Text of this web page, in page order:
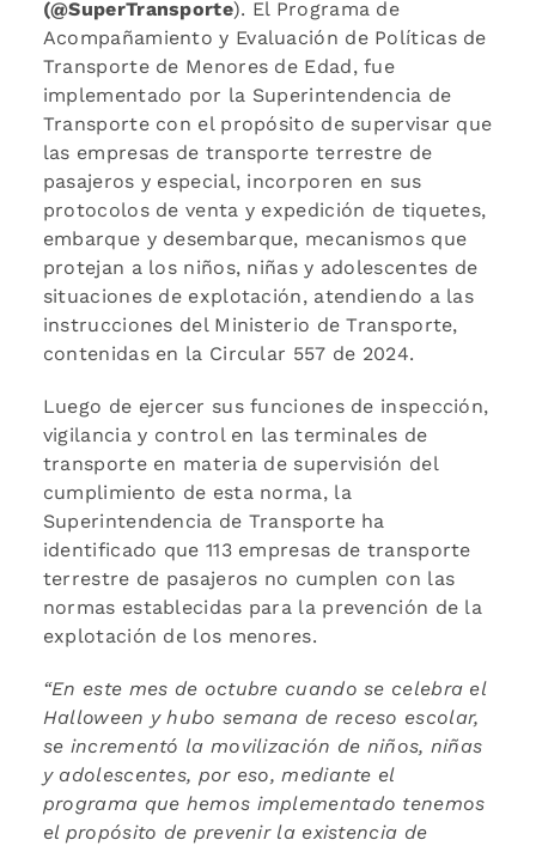
(@SuperTransporte). El Programa de
Acompañamiento y Evaluación de Políticas de
Transporte de Menores de Edad, fue
implementado por la Superintendencia de
Transporte con el propósito de supervisar que
las empresas de transporte terrestre de
pasajeros y especial, incorporen en sus
protocolos de venta y expedición de tiquetes,
embarque y desembarque, mecanismos que
protejan a los niños, niñas y adolescentes de
situaciones de explotación, atendiendo a las
instrucciones del Ministerio de Transporte,
contenidas en la Circular 557 de 2024.
Luego de ejercer sus funciones de inspección,
vigilancia y control en las terminales de
transporte en materia de supervisión del
cumplimiento de esta norma, la
Superintendencia de Transporte ha
identificado que 113 empresas de transporte
terrestre de pasajeros no cumplen con las
normas establecidas para la prevención de la
explotación de los menores.
“En este mes de octubre cuando se celebra el
Halloween y hubo semana de receso escolar,
se incrementó la movilización de niños, niñas
y adolescentes, por eso, mediante el
programa que hemos implementado tenemos
el propósito de prevenir la existencia de